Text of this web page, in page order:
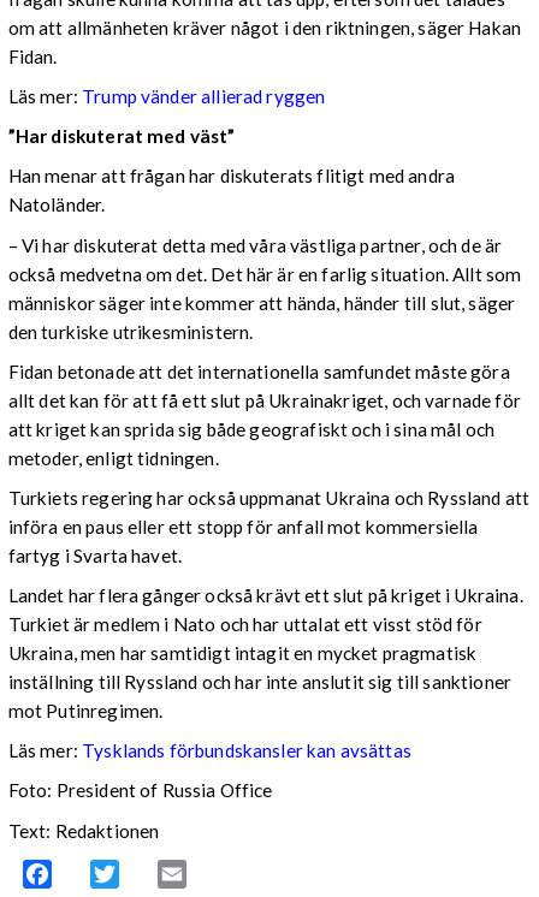
om att allmänheten kräver något i den riktningen, säger Hakan
Fidan.
Läs mer: Trump vänder allierad ryggen
”Har diskuterat med väst”
Han menar att frågan har diskuterats flitigt med andra
Natoländer.
– Vi har diskuterat detta med våra västliga partner, och de är
också medvetna om det. Det här är en farlig situation. Allt som
människor säger inte kommer att hända, händer till slut, säger
den turkiske utrikesministern.
Fidan betonade att det internationella samfundet måste göra
allt det kan för att få ett slut på Ukrainakriget, och varnade för
att kriget kan sprida sig både geografiskt och i sina mål och
metoder, enligt tidningen.
Turkiets regering har också uppmanat Ukraina och Ryssland att
införa en paus eller ett stopp för anfall mot kommersiella
fartyg i Svarta havet.
Landet har flera gånger också krävt ett slut på kriget i Ukraina.
Turkiet är medlem i Nato och har uttalat ett visst stöd för
Ukraina, men har samtidigt intagit en mycket pragmatisk
inställning till Ryssland och har inte anslutit sig till sanktioner
mot Putinregimen.
Läs mer: Tysklands förbundskansler kan avsättas
Foto: President of Russia Office
Text: Redaktionen
Facebook Twitter